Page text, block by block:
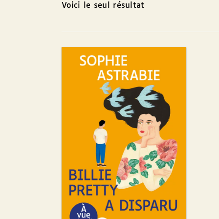
Voici le seul résultat